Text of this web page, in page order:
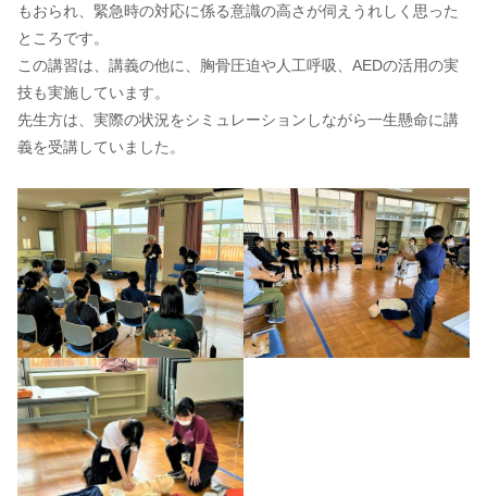
もおられ、緊急時の対応に係る意識の高さが伺えうれしく思った
ところです。
この講習は、講義の他に、胸骨圧迫や人工呼吸、AEDの活用の実
技も実施しています。
先生方は、実際の状況をシミュレーションしながら一生懸命に講
義を受講していました。